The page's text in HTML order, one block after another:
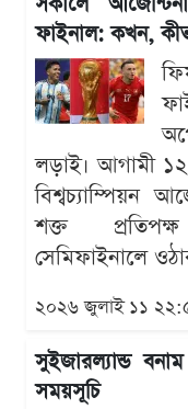
ফাইনাল: কখন,
লড়াই। আগামী ১২
বিশ্বচ্যাম্পিয়ন
শক্ত প্রতিপক্ষ
সেমিফাইনালে
২০২৬ জুলাই ১১
সুইজারল্যান্ড
সময়সূচি